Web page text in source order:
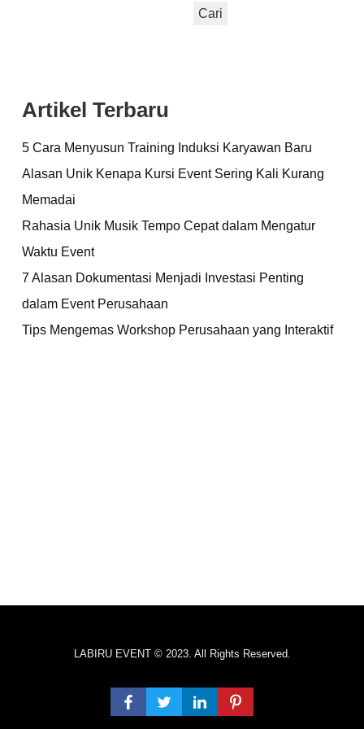
Cari
Artikel Terbaru
5 Cara Menyusun Training Induksi Karyawan Baru
Alasan Unik Kenapa Kursi Event Sering Kali Kurang
Memadai
Rahasia Unik Musik Tempo Cepat dalam Mengatur
Waktu Event
7 Alasan Dokumentasi Menjadi Investasi Penting
dalam Event Perusahaan
Tips Mengemas Workshop Perusahaan yang Interaktif
LABIRU EVENT © 2023. All Rights Reserved.